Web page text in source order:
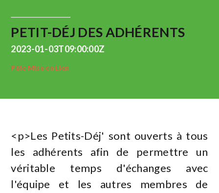
PETIT-DÉJ DES ADHÉRENTS
2023-01-03T09:00:00Z
Pôle Mise en Lien
<p>Les Petits-Déj' sont ouverts à tous
les adhérents afin de permettre un
véritable temps d'échanges avec
l'équipe et les autres membres de